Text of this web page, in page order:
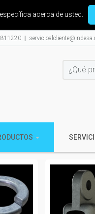
acerca de usted.